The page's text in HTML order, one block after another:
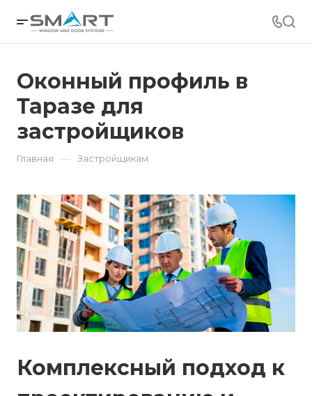
Оконный профиль в
Таразе для
застройщиков
Главная — Застройщикам
Комплексный подход к